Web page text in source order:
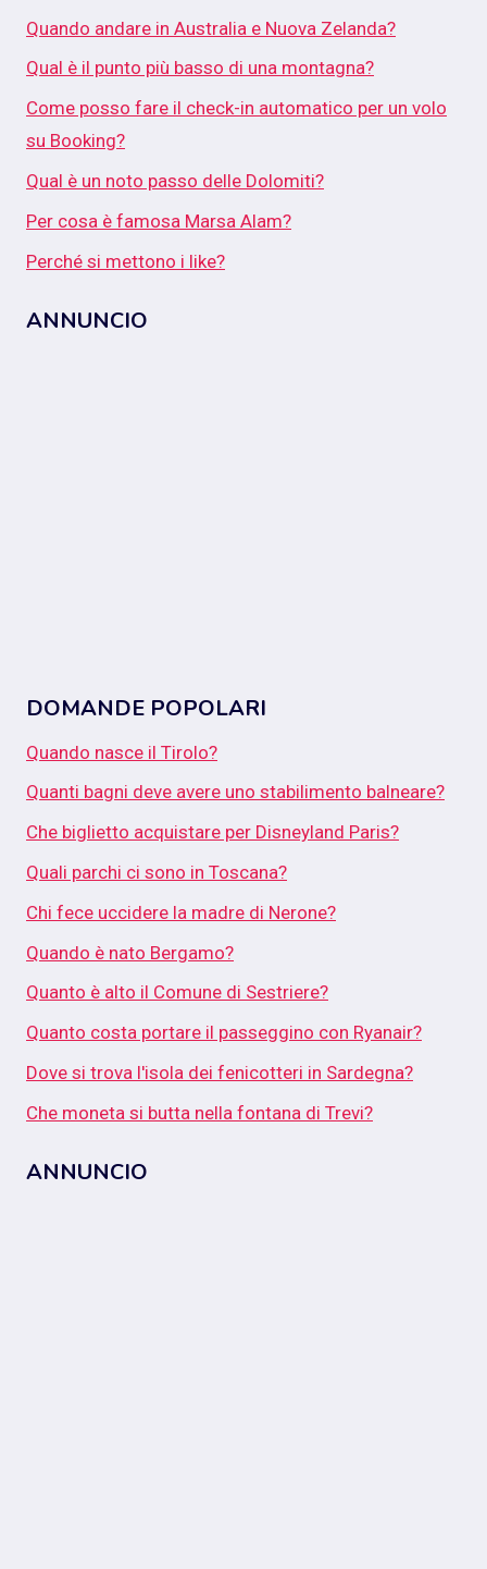
Quando andare in Australia e Nuova Zelanda?
Qual è il punto più basso di una montagna?
Come posso fare il check-in automatico per un volo
su Booking?
Qual è un noto passo delle Dolomiti?
Per cosa è famosa Marsa Alam?
Perché si mettono i like?
ANNUNCIO
DOMANDE POPOLARI
Quando nasce il Tirolo?
Quanti bagni deve avere uno stabilimento balneare?
Che biglietto acquistare per Disneyland Paris?
Quali parchi ci sono in Toscana?
Chi fece uccidere la madre di Nerone?
Quando è nato Bergamo?
Quanto è alto il Comune di Sestriere?
Quanto costa portare il passeggino con Ryanair?
Dove si trova l'isola dei fenicotteri in Sardegna?
Che moneta si butta nella fontana di Trevi?
ANNUNCIO